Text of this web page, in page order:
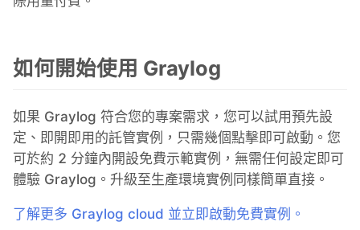
如何開始使用 Graylog
如果 Graylog 符合您的專案需求，您可以試用預先設
定、即開即用的託管實例，只需幾個點擊即可啟動。您
可於約 2 分鐘內開設免費示範實例，無需任何設定即可
體驗 Graylog。升級至生產環境實例同樣簡單直接。
了解更多 Graylog cloud 並立即啟動免費實例。